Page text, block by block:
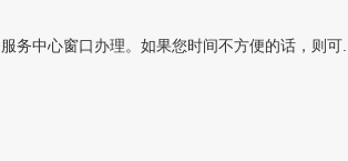
中心窗口办理。如果您时间不方便的话，则可...